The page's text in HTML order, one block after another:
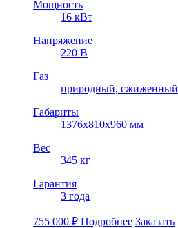
Мощность
16 кВт
Напряжение
220 В
Газ
природный, cжиженный
Габариты
1376x810x960 мм
Вес
345 кг
Гарантия
3 года
755 000 ₽ Подробнее Заказать